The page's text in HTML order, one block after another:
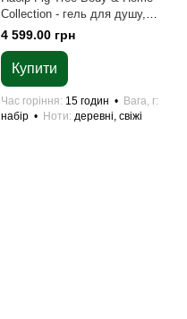
Collection - гель для душу,
лосьйон 300 мл, свічка 70 г
4 599.00 грн
Купити
Час горіння 15 годин
Вага, г
набір
Ноти деревні, свіжі